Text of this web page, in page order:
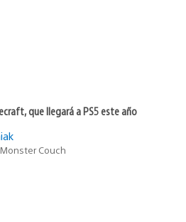
que llegará a PS5 este año
Couch